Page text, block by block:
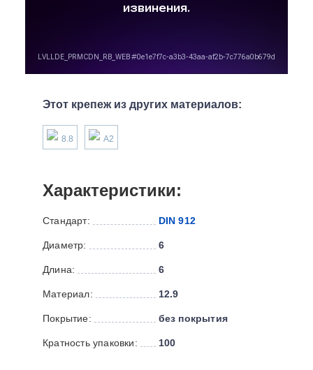
Этот крепеж из других материалов:
8.8 А2
Характеристики:
Стандарт: DIN 912
Диаметр: 6
Длина: 6
Материал: 12.9
Покрытие: без покрытия
Кратность упаковки: 100